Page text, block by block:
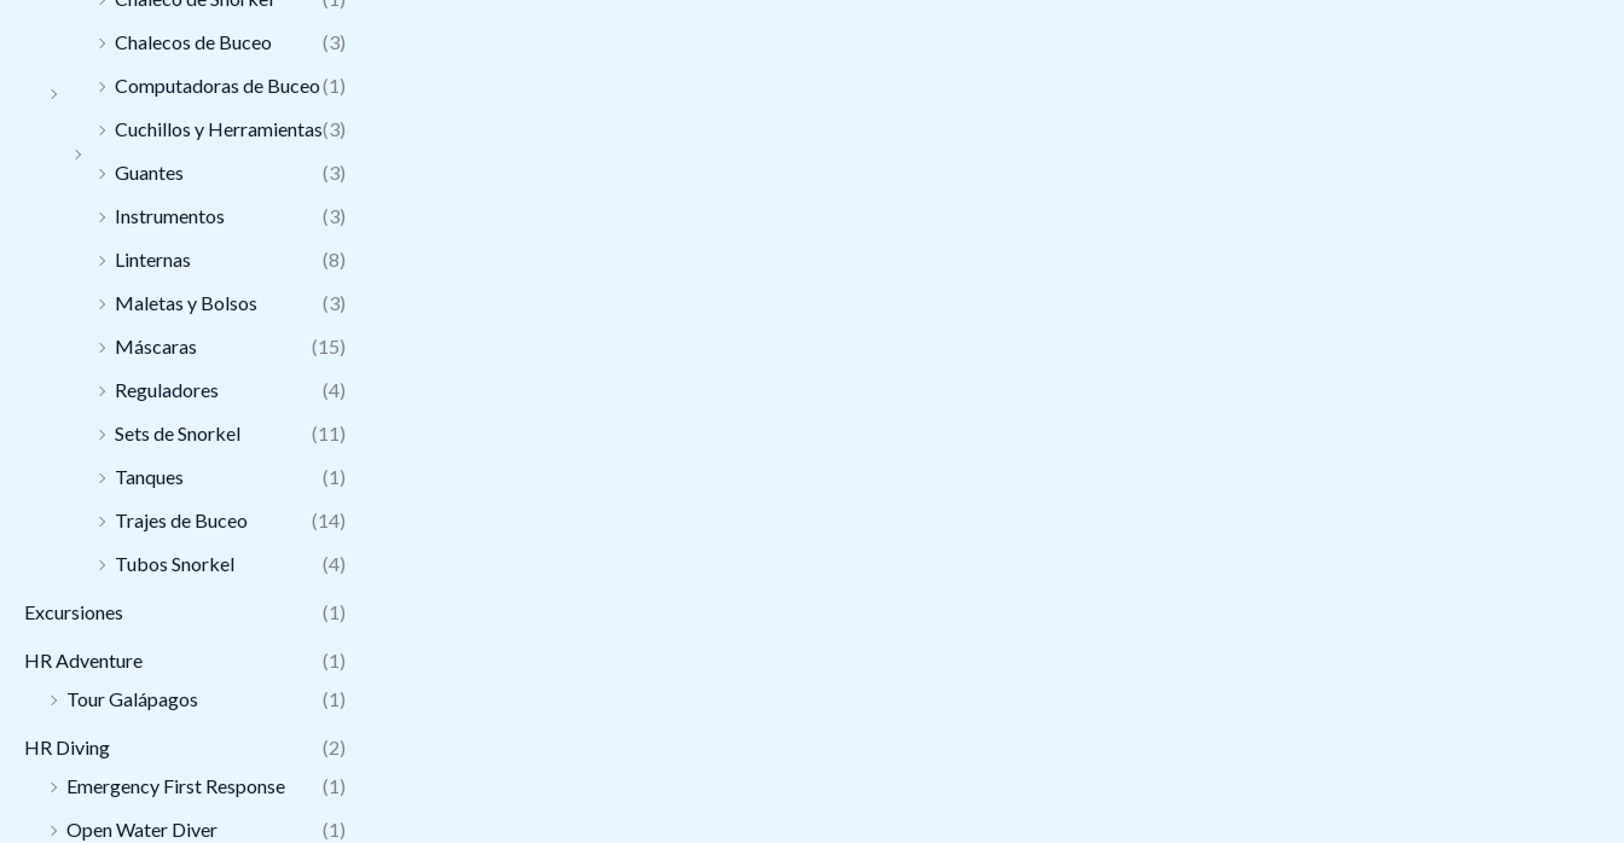
Chalecos de Buceo
(3)
Computadoras de Buceo(1)
Cuchillos y Herramientas(3)
Guantes
(3)
Instrumentos
(3)
Linternas
(8)
Maletas y Bolsos
(3)
Máscaras
(15)
Reguladores
(4)
Sets de Snorkel
(11)
Tanques
(1)
Trajes de Buceo
(14)
Tubos Snorkel
(4)
Excursiones (1)
HR Adventure
(1)
Tour Galápagos
(1)
HR Diving
(2)
Emergency First Response
(1)
Open Water Diver
(1)